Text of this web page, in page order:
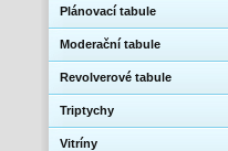
Plánovací tabule
Moderační tabule
Revolverové tabule
Triptychy
Vitríny